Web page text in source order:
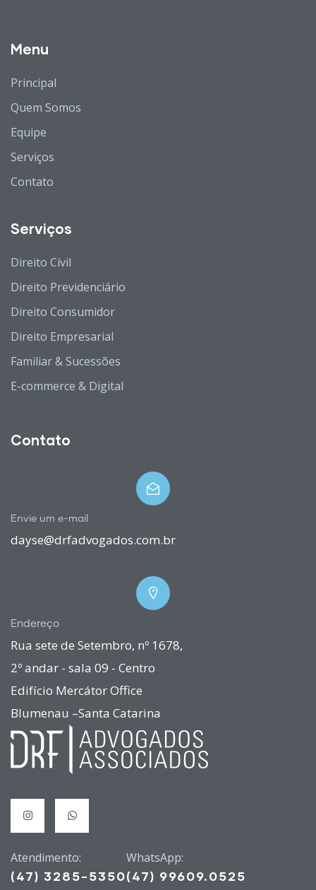
Menu
Principal
Quem Somos
Equipe
Serviços
Contato
Serviços
Direito Cívil
Direito Previdenciário
Direito Consumidor
Direito Empresarial
Familiar & Sucessões
E-commerce & Digital
Contato
Envie um e-mail
dayse@drfadvogados.com.br
Endereço
Rua sete de Setembro, nº 1678,
2º andar - sala 09 - Centro
Edifício Mercátor Office
Blumenau –Santa Catarina
Atendimento:
(47) 3285-5350
WhatsApp:
(47) 99609.0525